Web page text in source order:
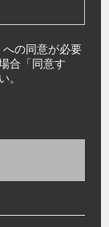
への同意が必要
合「同意す
。